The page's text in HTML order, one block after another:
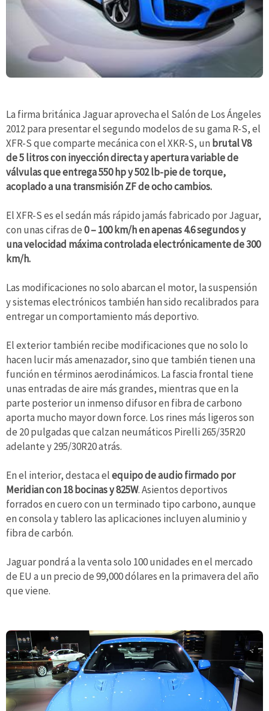
La firma británica Jaguar aprovecha el Salón de Los Ángeles
2012 para presentar el segundo modelos de su gama R-S, el
XFR-S que comparte mecánica con el XKR-S, un brutal V8
de 5 litros con inyección directa y apertura variable de
válvulas que entrega 550 hp y 502 lb-pie de torque,
acoplado a una transmisión ZF de ocho cambios.
El XFR-S es el sedán más rápido jamás fabricado por Jaguar,
con unas cifras de0 – 100 km/h en apenas 4.6 segundos y
una velocidad máxima controlada electrónicamente de 300
km/h.
Las modificaciones no solo abarcan el motor, la suspensión
y sistemas electrónicos también han sido recalibrados para
entregar un comportamiento más deportivo.
El exterior también recibe modificaciones que no solo lo
hacen lucir más amenazador, sino que también tienen una
función en términos aerodinámicos. La fascia frontal tiene
unas entradas de aire más grandes, mientras que en la
parte posterior un inmenso difusor en fibra de carbono
aporta mucho mayor down force. Los rines más ligeros son
de 20 pulgadas que calzan neumáticos Pirelli 265/35R20
adelante y 295/30R20 atrás.
En el interior, destaca elequipo de audio firmado por
Meridian con 18 bocinas y 825W. Asientos deportivos
forrados en cuero con un terminado tipo carbono, aunque
en consola y tablero las aplicaciones incluyen aluminio y
fibra de carbón.
Jaguar pondrá a la venta solo 100 unidades en el mercado
de EU a un precio de 99,000 dólares en la primavera del año
que viene.